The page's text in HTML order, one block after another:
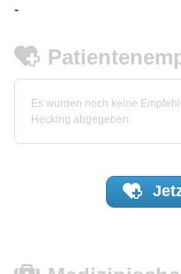
-
Es wurden noch keine
Hecking abgegeben.